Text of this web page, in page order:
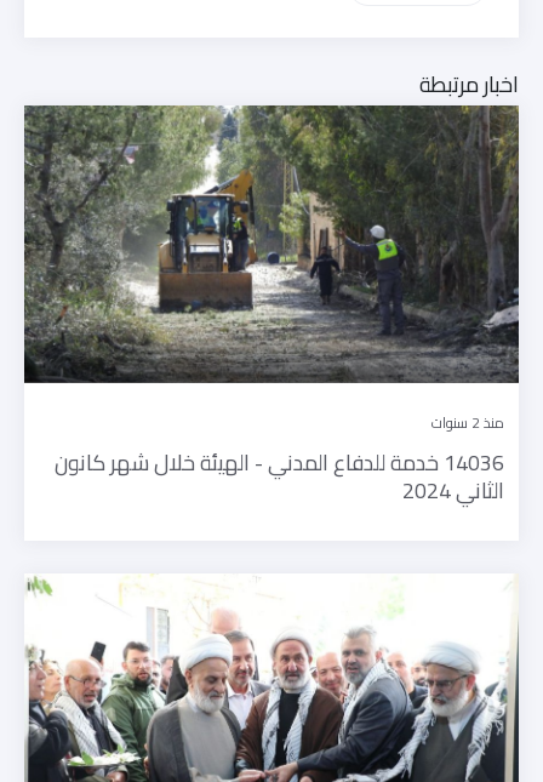
اخبار مرتبطة
منذ 2 سنوات
14036 خدمة للدفاع المدني - الهيئة خلال شهر كانون
الثاني 2024